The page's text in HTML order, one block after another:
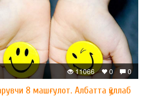
0
0
11066
8 машғулот. Албатта қўллаб